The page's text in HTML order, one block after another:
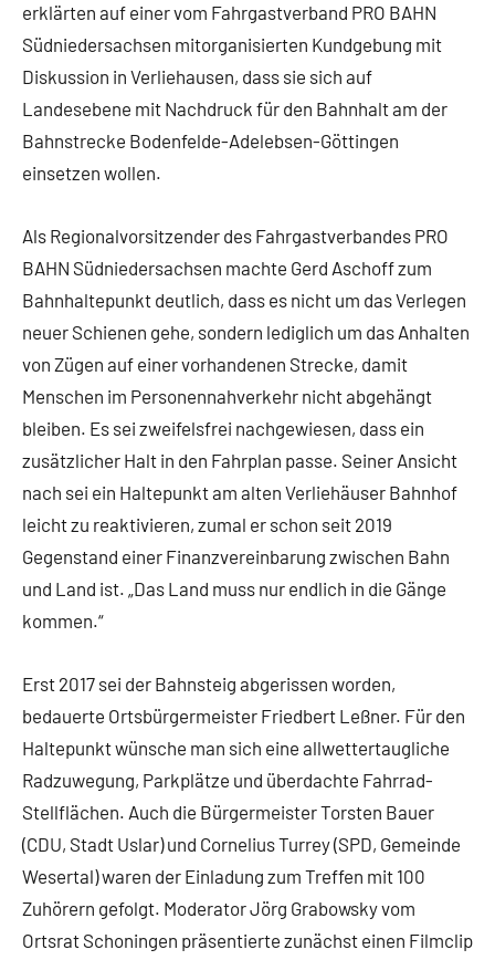
erklärten auf einer vom Fahrgastverband PRO BAHN
Südniedersachsen mitorganisierten Kundgebung mit
Diskussion in Verliehausen, dass sie sich auf
Landesebene mit Nachdruck für den Bahnhalt am der
Bahnstrecke Bodenfelde-Adelebsen-Göttingen
einsetzen wollen.
Als Regionalvorsitzender des Fahrgastverbandes PRO
BAHN Südniedersachsen machte Gerd Aschoff zum
Bahnhaltepunkt deutlich, dass es nicht um das Verlegen
neuer Schienen gehe, sondern lediglich um das Anhalten
von Zügen auf einer vorhandenen Strecke, damit
Menschen im Personennahverkehr nicht abgehängt
bleiben. Es sei zweifelsfrei nachgewiesen, dass ein
zusätzlicher Halt in den Fahrplan passe. Seiner Ansicht
nach sei ein Haltepunkt am alten Verliehäuser Bahnhof
leicht zu reaktivieren, zumal er schon seit 2019
Gegenstand einer Finanzvereinbarung zwischen Bahn
und Land ist. „Das Land muss nur endlich in die Gänge
kommen.“
Erst 2017 sei der Bahnsteig abgerissen worden,
bedauerte Ortsbürgermeister Friedbert Leßner. Für den
Haltepunkt wünsche man sich eine allwettertaugliche
Radzuwegung, Parkplätze und überdachte Fahrrad-
Stellflächen. Auch die Bürgermeister Torsten Bauer
(CDU, Stadt Uslar) und Cornelius Turrey (SPD, Gemeinde
Wesertal) waren der Einladung zum Treffen mit 100
Zuhörern gefolgt. Moderator Jörg Grabowsky vom
Ortsrat Schoningen präsentierte zunächst einen Filmclip